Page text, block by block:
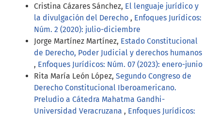
Cristina Cázares Sánchez, El lenguaje jurídico y
la divulgación del Derecho , Enfoques Jurídicos:
Núm. 2 (2020): julio-diciembre
Jorge Martínez Martínez, Estado Constitucional
de Derecho, Poder Judicial y derechos humanos
, Enfoques Jurídicos: Núm. 07 (2023): enero-junio
Rita María León López, Segundo Congreso de
Derecho Constitucional Iberoamericano.
Preludio a Cátedra Mahatma Gandhi-
Universidad Veracruzana , Enfoques Jurídicos: